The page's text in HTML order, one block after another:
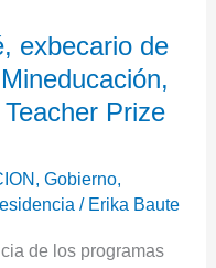
exbecario de
Prize
,Gobierno,
/ Erika Baute
de los programas